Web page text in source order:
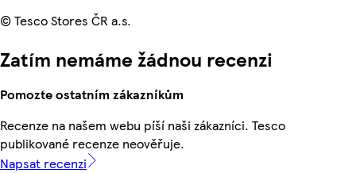
© Tesco Stores ČR a.s.
Zatím nemáme žádnou recenzi
Pomozte ostatním zákazníkům
Recenze na našem webu píší naši zákazníci. Tesco
publikované recenze neověřuje.
Napsat recenzi